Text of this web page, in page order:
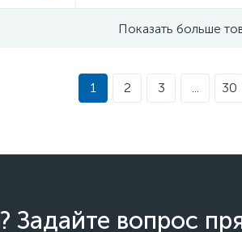
Показать больше
1 2 3 ... 30
Задайте вопрос